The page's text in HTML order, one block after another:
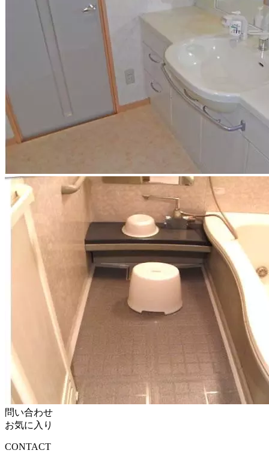
問い合わせ
お気に入り
CONTACT